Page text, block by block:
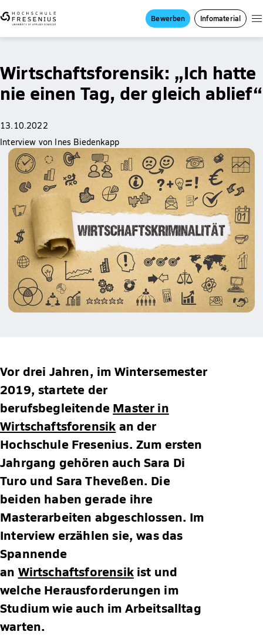
Bewerben Infomaterial
Wirtschaftsforensik: „Ich hatte
nie einen Tag, der gleich ablief“
13.10.2022
Interview von Ines Biedenkapp
Vor drei Jahren, im Wintersemester
2019, startete der
berufsbegleitende Master in
Wirtschaftsforensik an der
Hochschule Fresenius. Zum ersten
Jahrgang gehören auch Sara Di
Turo und Sara Theveßen. Die
beiden haben gerade ihre
Masterarbeiten abgeschlossen. Im
Interview erzählen sie, was das
Spannende
an Wirtschaftsforensikist und
welche Herausforderungen im
Studium wie auch im Arbeitsalltag
warten.